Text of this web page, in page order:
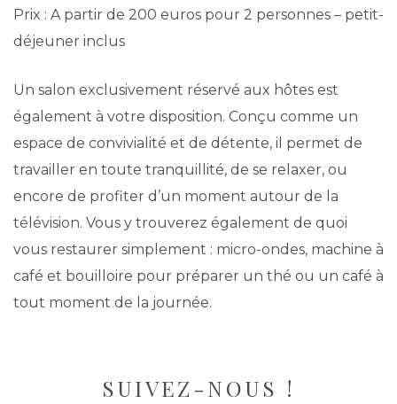
Prix : A partir de 200 euros pour 2 personnes – petit-
déjeuner inclus
Un salon exclusivement réservé aux hôtes est
également à votre disposition. Conçu comme un
espace de convivialité et de détente, il permet de
travailler en toute tranquillité, de se relaxer, ou
encore de profiter d’un moment autour de la
télévision. Vous y trouverez également de quoi
vous restaurer simplement : micro-ondes, machine à
café et bouilloire pour préparer un thé ou un café à
tout moment de la journée.
SUIVEZ-NOUS !